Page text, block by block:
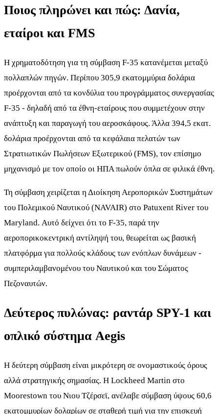
Ποιος πληρώνει και πώς: Δανία,
εταίροι και FMS
Η χρηματοδότηση για τη σύμβαση F-35 κατανέμεται μεταξύ
πολλαπλών πηγών. Περίπου 305,9 εκατομμύρια δολάρια
προέρχονται από τα κονδύλια του προγράμματος συνεργασίας
F-35 - δηλαδή από τα έθνη-εταίρους που συμμετέχουν στην
ανάπτυξη και παραγωγή του αεροσκάφους. Άλλα 394,5 εκατ.
δολάρια προέρχονται από τα κεφάλαια πελατών των
Στρατιωτικών Πωλήσεων Εξωτερικού (FMS), τον επίσημο
μηχανισμό με τον οποίο οι ΗΠΑ πωλούν όπλα σε φιλικά έθνη.
Τη σύμβαση χειρίζεται η Διοίκηση Αεροπορικών Συστημάτων
του Πολεμικού Ναυτικού (NAVAIR) στο Patuxent River του
Maryland. Αυτό δείχνει ότι το F-35, παρά την
αεροπορικοκεντρική αντίληψή του, θεωρείται ως βασική
πλατφόρμα για πολλούς κλάδους των ενόπλων δυνάμεων -
συμπεριλαμβανομένου του Ναυτικού και του Σώματος
Πεζοναυτών.
Δεύτερος πυλώνας: ραντάρ SPY-1 και
οπλικό σύστημα Aegis
Η δεύτερη σύμβαση είναι μικρότερη σε ονομαστικούς όρους
αλλά στρατηγικής σημασίας. Η Lockheed Martin στο
Moorestown του Νιου Τζέρσεϊ, ανέλαβε σύμβαση ύψους 60,6
εκατομμυρίων δολαρίων σε σταθερή τιμή για την επισκευή